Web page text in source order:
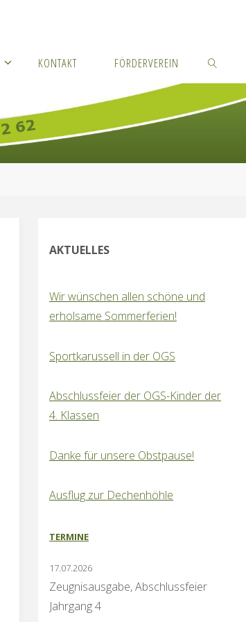
KONTAKT FÖRDERVEREIN
SUCHEN
AKTUELLES
Wir wünschen allen schöne und
erholsame Sommerferien!
Sportkarussell in der OGS
Abschlussfeier der OGS-Kinder der
4. Klassen
Danke für unsere Obstpause!
Ausflug zur Dechenhöhle
TERMINE
17.07.2026
Zeugnisausgabe, Abschlussfeier
Jahrgang 4